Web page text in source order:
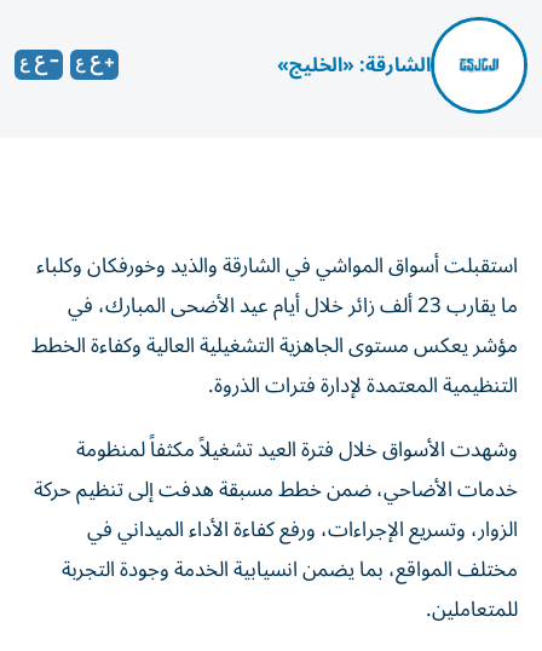
الشارقة: «الخليج»
استقبلت أسواق المواشي في الشارقة والذيد وخورفكان وكلباء
ما يقارب 23 ألف زائر خلال أيام عيد الأضحى المبارك، في
مؤشر يعكس مستوى الجاهزية التشغيلية العالية وكفاءة الخطط
التنظيمية المعتمدة لإدارة فترات الذروة.
وشهدت الأسواق خلال فترة العيد تشغيلاً مكثفاً لمنظومة
خدمات الأضاحي، ضمن خطط مسبقة هدفت إلى تنظيم حركة
الزوار، وتسريع الإجراءات، ورفع كفاءة الأداء الميداني في
مختلف المواقع، بما يضمن انسيابية الخدمة وجودة التجربة
للمتعاملين.